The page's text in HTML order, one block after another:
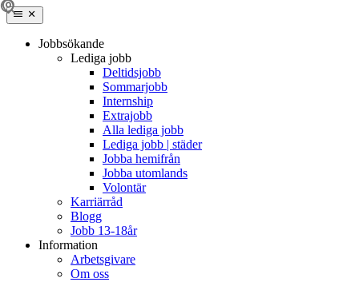
Jobbsökande
Lediga jobb
Deltidsjobb
Sommarjobb
Internship
Extrajobb
Alla lediga jobb
Lediga jobb | städer
Jobba hemifrån
Jobba utomlands
Volontär
Karriärråd
Blogg
Jobb 13-18år
Information
Arbetsgivare
Om oss